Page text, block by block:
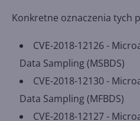
Konkretne oznaczenia tych
CVE-2018-12126 -
Data Sampling (MSBDS)
CVE-2018-12130 -
Data Sampling (MFBDS)
CVE-2018-12127 -